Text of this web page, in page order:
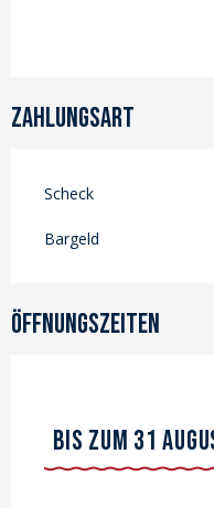
Zahlungsart
Scheck
Bargeld
Öffnungszeiten
BIS ZUM 31